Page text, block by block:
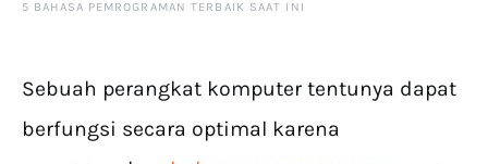
5 BAHASA PEMROGRAMAN TERBAIK SAAT INI
Sebuah perangkat komputer tentunya dapat
berfungsi secara optimal karena